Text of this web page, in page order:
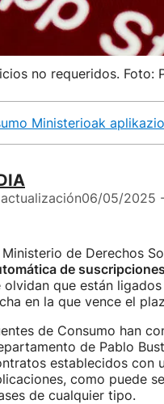
no requeridos. Foto:
Ministerioak
06/05/2025
Ministerio de Derechos
de
olvidan que están
en la que vence el
de Consumo han
de Pablo
establecidos con
como puede
de cualquier tipo.